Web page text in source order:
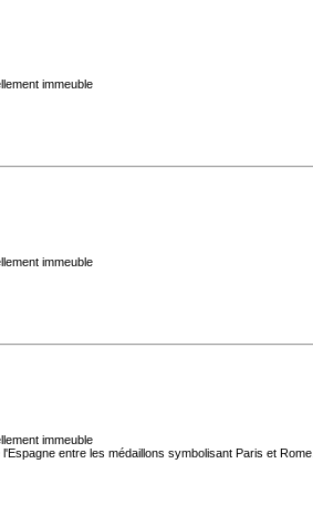
immeuble
immeuble
immeuble
entre les médaillons symbolisant Paris et Rome.